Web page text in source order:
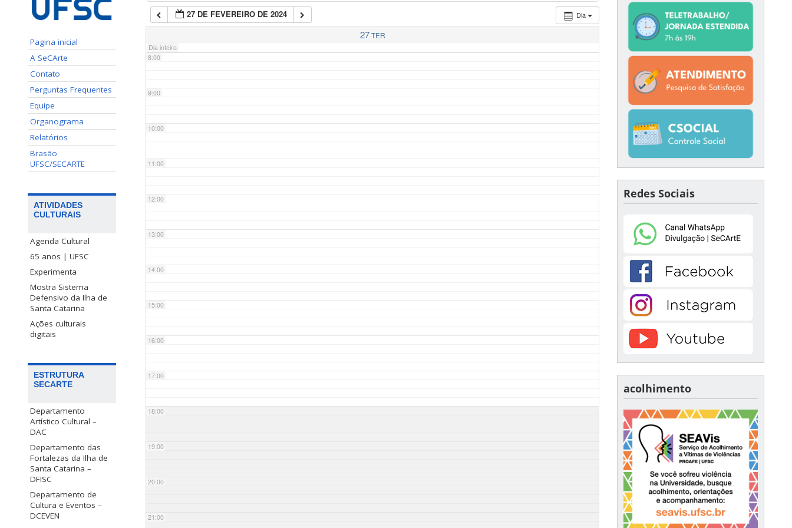
Pagina inicial
A SeCArte
Contato
Perguntas Frequentes
Equipe
Organograma
Relatórios
Brasão
UFSC/SECARTE
ATIVIDADES
CULTURAIS
Agenda Cultural
65 anos | UFSC
Experimenta
Mostra Sistema
Defensivo da Ilha de
Santa Catarina
Ações culturais
digitais
ESTRUTURA
SECARTE
Departamento
Artístico Cultural –
DAC
Departamento das
Fortalezas da Ilha de
Santa Catarina –
DFISC
Departamento de
Cultura e Eventos –
DCEVEN
Dia
27 DE FEVEREIRO DE 2024
27 TER
Dia inteiro
7:00
8:00
9:00
10:00
11:00
12:00
13:00
14:00
15:00
16:00
17:00
18:00
19:00
20:00
21:00
Redes Sociais
acolhimento